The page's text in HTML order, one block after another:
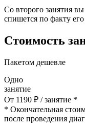
Со второго занятия
спишется по факту
Стоимость
Пакетом дешевле
Одно
занятие
От 1190 ₽ / занятие *
* Окончательная
после проведения